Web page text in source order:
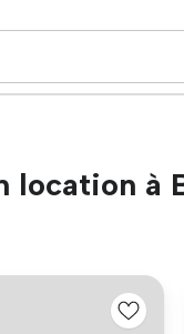
location à